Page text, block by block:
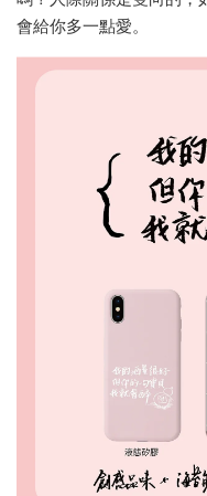
會給你多一點愛。